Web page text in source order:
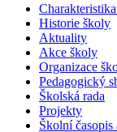
Historie školy
Aktuality
Akce školy
Organizace
Pedagogický
Školská rada
Projekty
Školní